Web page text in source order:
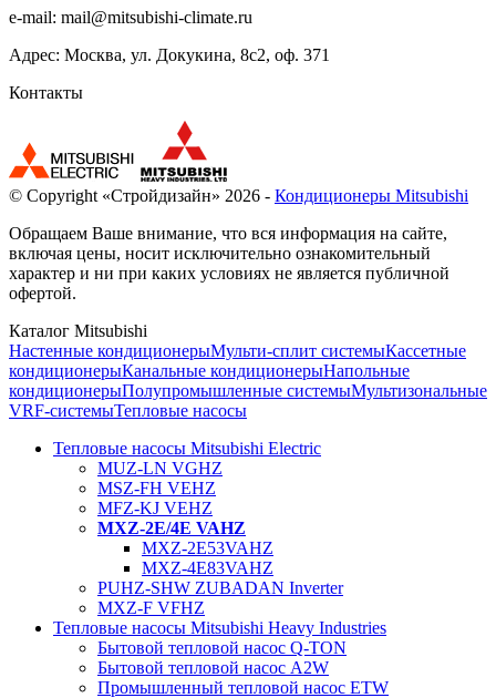
e-mail: mail@mitsubishi-climate.ru
Адрес: Москва, ул. Докукина, 8с2, оф. 371
Контакты
© Copyright «Стройдизайн» 2026 - Кондиционеры Mitsubishi
Обращаем Ваше внимание, что вся информация на сайте,
включая цены, носит исключительно ознакомительный
характер и ни при каких условиях не является публичной
офертой.
Каталог Mitsubishi
Настенные кондиционерыМульти-сплит системыКассетные
кондиционерыКанальные кондиционерыНапольные
кондиционерыПолупромышленные системыМультизональные
VRF-системыТепловые насосы
Тепловые насосы Mitsubishi Electric
MUZ-LN VGHZ
MSZ-FH VEHZ
MFZ-KJ VEHZ
MXZ-2E/4E VAHZ
MXZ-2E53VAHZ
MXZ-4E83VAHZ
PUHZ-SHW ZUBADAN Inverter
MXZ-F VFHZ
Тепловые насосы Mitsubishi Heavy Industries
Бытовой тепловой насос Q-TON
Бытовой тепловой насос A2W
Промышленный тепловой насос ETW